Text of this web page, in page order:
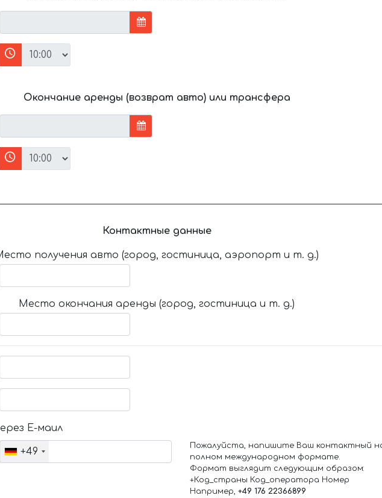
Окончание аренды (возврат авто) или трансфера
Контактные данные
получения авто (город, гостиница, аэропорт и т. д.)
Место окончания аренды (город, гостиница и т. д.)
Е-маил
+49
Пожалуйста, напишите Ваш контактный
полном международном формате.
Формат выглядит следующим образом:
+Код_страны Код_оператора Номер
Например, +49 176 22366899